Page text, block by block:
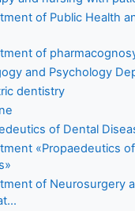
of Public Health
of
and Psychology
dentistry
of Dental
«Propaedeutics
of Neurosurgery